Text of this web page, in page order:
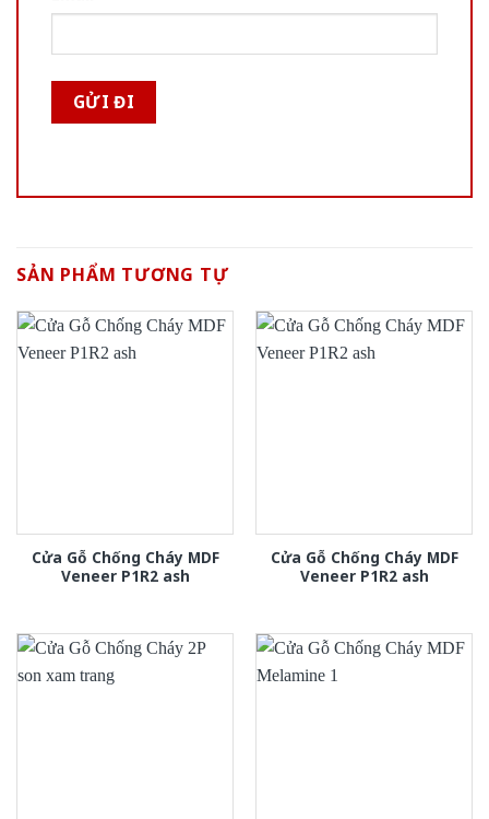
SẢN PHẨM TƯƠNG TỰ
Cửa Gỗ Chống Cháy MDF
Veneer P1R2 ash
Cửa Gỗ Chống Cháy MDF
Veneer P1R2 ash